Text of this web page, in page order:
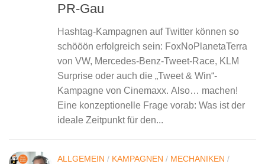
PR-Gau
Hashtag-Kampagnen auf Twitter können so
schööön erfolgreich sein: FoxNoPlanetaTerra
von VW, Mercedes-Benz-Tweet-Race, KLM
Surprise oder auch die „Tweet & Win“-
Kampagne von Cinemaxx. Also… machen!
Eine konzeptionelle Frage vorab: Was ist der
ideale Zeitpunkt für den...
ALLGEMEIN / KAMPAGNEN / MECHANIKEN /